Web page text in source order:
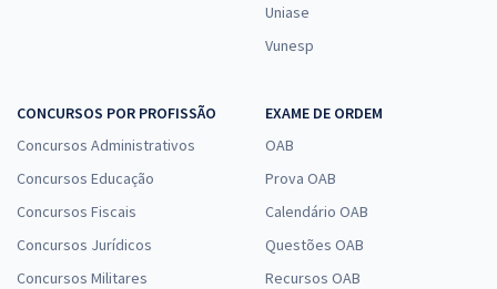
Uniase
Vunesp
CONCURSOS POR PROFISSÃO
Concursos Administrativos
Concursos Educação
Concursos Fiscais
Concursos Jurídicos
Concursos Militares
EXAME DE ORDEM
OAB
Prova OAB
Calendário OAB
Questões OAB
Recursos OAB